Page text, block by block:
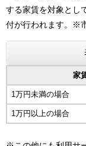
する家賃を対象とし
付が行われます。※
家
1万円未満の場合
1万円以上の場合